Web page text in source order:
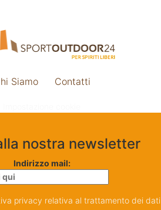
Siamo Contatti
nostra newsletter
Indirizzo mail:
privacy relativa al trattamento dei dati